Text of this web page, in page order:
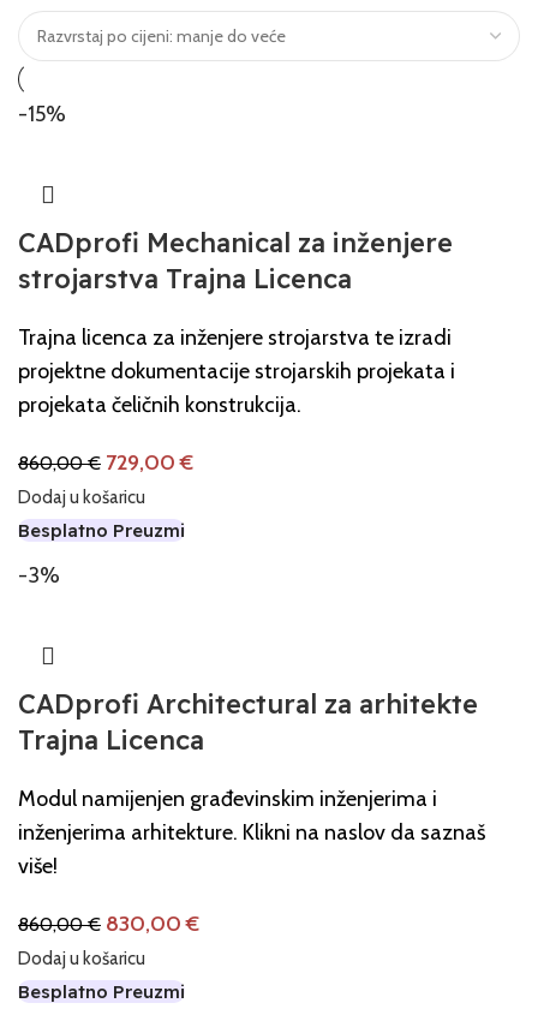
-15%
CADprofi Mechanical za inženjere
strojarstva Trajna Licenca
Trajna licenca za inženjere strojarstva te izradi
projektne dokumentacije strojarskih projekata i
projekata čeličnih konstrukcija.
860,00€ 729,00€
Dodaj u košaricu
Besplatno Preuzmi
-3%
CADprofi Architectural za arhitekte
Trajna Licenca
Modul namijenjen građevinskim inženjerima i
inženjerima arhitekture. Klikni na naslov da saznaš
više!
860,00€ 830,00€
Dodaj u košaricu
Besplatno Preuzmi